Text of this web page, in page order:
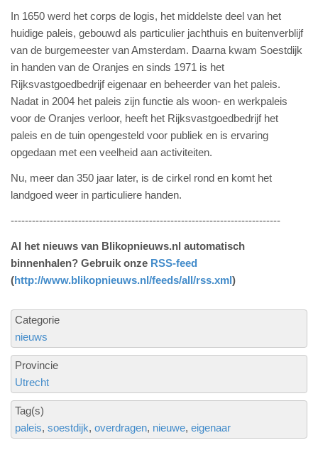
In 1650 werd het corps de logis, het middelste deel van het
huidige paleis, gebouwd als particulier jachthuis en buitenverblijf
van de burgemeester van Amsterdam. Daarna kwam Soestdijk
in handen van de Oranjes en sinds 1971 is het
Rijksvastgoedbedrijf eigenaar en beheerder van het paleis.
Nadat in 2004 het paleis zijn functie als woon- en werkpaleis
voor de Oranjes verloor, heeft het Rijksvastgoedbedrijf het
paleis en de tuin opengesteld voor publiek en is ervaring
opgedaan met een veelheid aan activiteiten.
Nu, meer dan 350 jaar later, is de cirkel rond en komt het
landgoed weer in particuliere handen.
----------------------------------------------------------------------------
Al het nieuws van Blikopnieuws.nl automatisch
binnenhalen? Gebruik onze RSS-feed
(http://www.blikopnieuws.nl/feeds/all/rss.xml)
Categorie
nieuws
Provincie
Utrecht
Tag(s)
paleis soestdijk overdragen nieuwe eigenaar